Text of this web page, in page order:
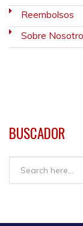
Reembolsos
Sobre
BUSCADOR
Buscar